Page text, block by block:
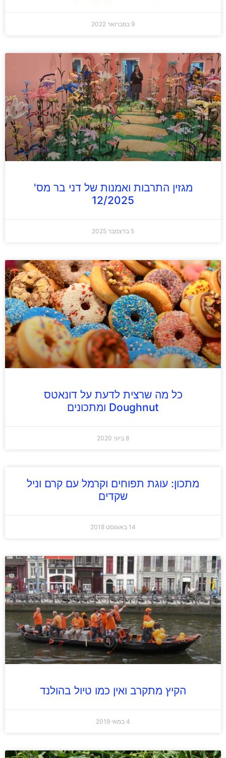
9 בפברואר 2022
מגזין התרבות ואמנות של דני בר מס'
12/2025
5 בדצמבר 2025
כל מה שרצית לדעת על דונאטס
Doughnut ומתכונים
8 ביוני 2020
מתכון: עוגת תפוחים וקרמל עם קרם וניל
שקדים
14 באוגוסט 2018
הקיץ מתקרב ואין כמו טיול בהולנד
4 במאי 2019